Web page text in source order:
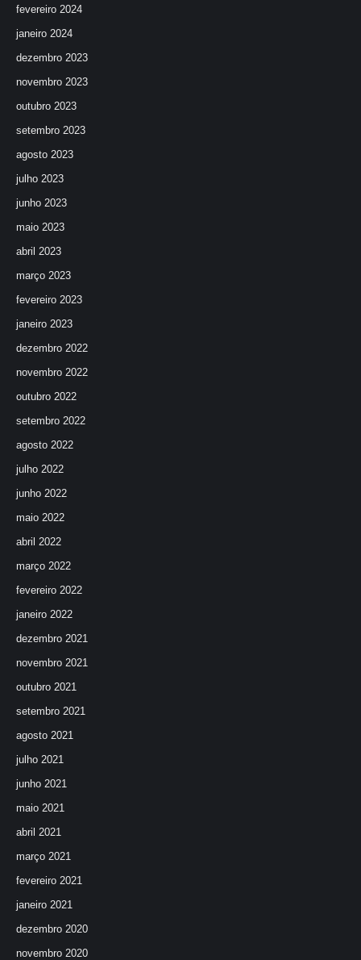
fevereiro 2024
janeiro 2024
dezembro 2023
novembro 2023
outubro 2023
setembro 2023
agosto 2023
julho 2023
junho 2023
maio 2023
abril 2023
março 2023
fevereiro 2023
janeiro 2023
dezembro 2022
novembro 2022
outubro 2022
setembro 2022
agosto 2022
julho 2022
junho 2022
maio 2022
abril 2022
março 2022
fevereiro 2022
janeiro 2022
dezembro 2021
novembro 2021
outubro 2021
setembro 2021
agosto 2021
julho 2021
junho 2021
maio 2021
abril 2021
março 2021
fevereiro 2021
janeiro 2021
dezembro 2020
novembro 2020